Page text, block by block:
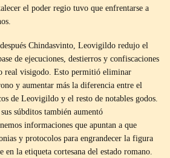
el poder regio tuvo que enfrentarse a
Chindasvinto, Leovigildo redujo el
de ejecuciones, destierros y confiscaciones
real visigodo. Esto permitió eliminar
y aumentar más la diferencia entre el
de Leovigildo y el resto de notables godos.
súbditos también aumentó
informaciones que apuntan a que
y protocolos para engrandecer la figura
en la etiqueta cortesana del estado romano.